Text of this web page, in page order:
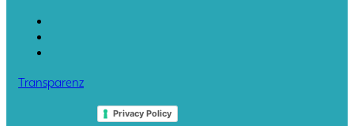
Transparenz
Privacy Policy